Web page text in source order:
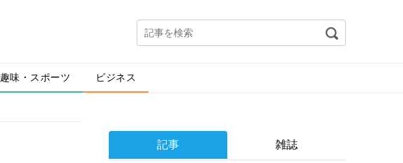
趣味・スポーツ ビジネス
記事 雑誌